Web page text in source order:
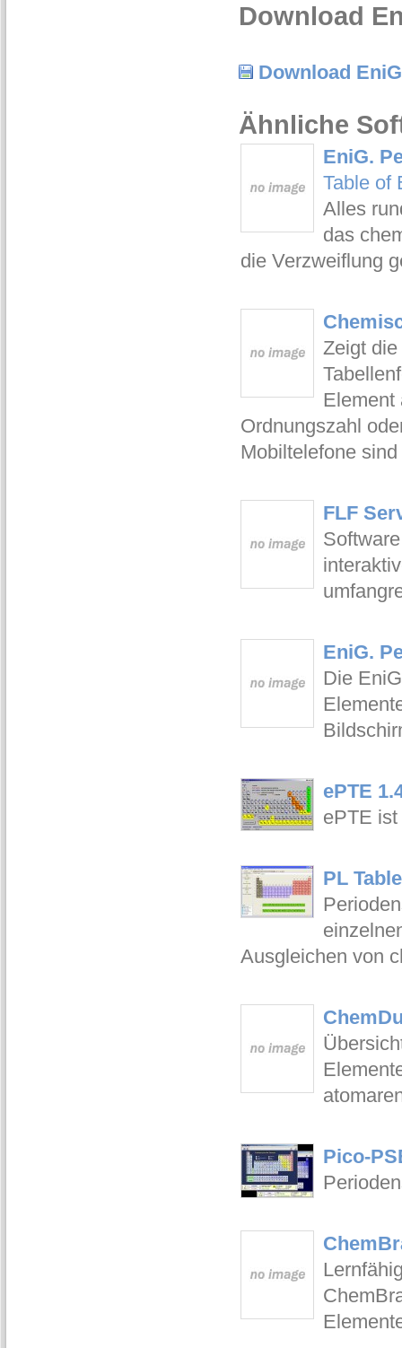
Download
Download
Ähnliche
EniG.
Table of
Alles
das
die Verzweiflung
Zeigt
Element
Ordnungszahl
Mobiltelefone
FLF
EniG.
Die
ePTE
ePTE
PL
Ausgleichen von
Pico-